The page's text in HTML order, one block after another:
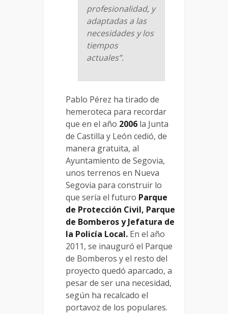
profesionalidad, y
adaptadas a las
necesidades y los
tiempos
actuales”.
Pablo Pérez ha tirado de
hemeroteca para recordar
que en el año 2006 la Junta
de Castilla y León cedió, de
manera gratuita, al
Ayuntamiento de Segovia,
unos terrenos en Nueva
Segovia para construir lo
que sería el futuro Parque
de Protección Civil, Parque
de Bomberos y Jefatura de
la Policía Local. En el año
2011, se inauguró el Parque
de Bomberos y el resto del
proyecto quedó aparcado, a
pesar de ser una necesidad,
según ha recalcado el
portavoz de los populares.